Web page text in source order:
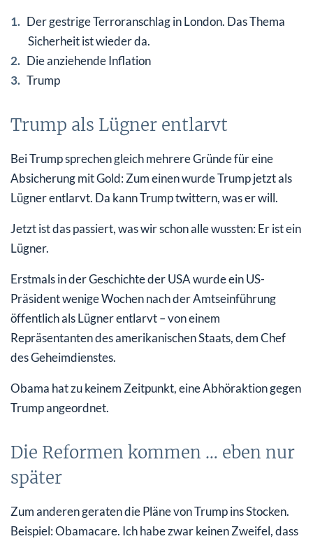
Der gestrige Terroranschlag in London. Das Thema
Sicherheit ist wieder da.
Die anziehende Inflation
Trump
Trump als Lügner entlarvt
Bei Trump sprechen gleich mehrere Gründe für eine
Absicherung mit Gold: Zum einen wurde Trump jetzt als
Lügner entlarvt. Da kann Trump twittern, was er will.
Jetzt ist das passiert, was wir schon alle wussten: Er ist ein
Lügner.
Erstmals in der Geschichte der USA wurde ein US-
Präsident wenige Wochen nach der Amtseinführung
öffentlich als Lügner entlarvt – von einem
Repräsentanten des amerikanischen Staats, dem Chef
des Geheimdienstes.
Obama hat zu keinem Zeitpunkt, eine Abhöraktion gegen
Trump angeordnet.
Die Reformen kommen … eben nur
später
Zum anderen geraten die Pläne von Trump ins Stocken.
Beispiel: Obamacare. Ich habe zwar keinen Zweifel, dass